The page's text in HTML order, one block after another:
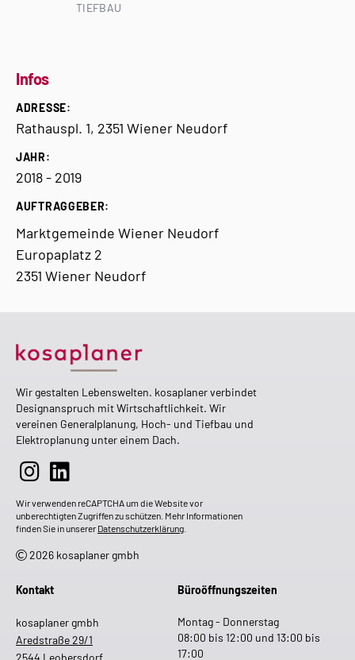
TIEFBAU
Infos
ADRESSE:
Rathauspl. 1, 2351 Wiener Neudorf
JAHR:
2018 - 2019
AUFTRAGGEBER:
Marktgemeinde Wiener Neudorf
Europaplatz 2
2351 Wiener Neudorf
Wir gestalten Lebenswelten. kosaplaner verbindet
Designanspruch mit Wirtschaftlichkeit. Wir
vereinen Generalplanung, Hoch- und Tiefbau und
Elektroplanung unter einem Dach.
Wir verwenden reCAPTCHA um die Website vor
unberechtigten Zugriffen zu schützen. Mehr Informationen
finden Sie in unserer Datenschutzerklärung
2026 kosaplaner gmbh
Kontakt
kosaplaner gmbh
Aredstraße 29/1
2544 Leobersdorf
Büroöffnungszeiten
Montag - Donnerstag
08:00 bis 12:00 und 13:00 bis
17:00